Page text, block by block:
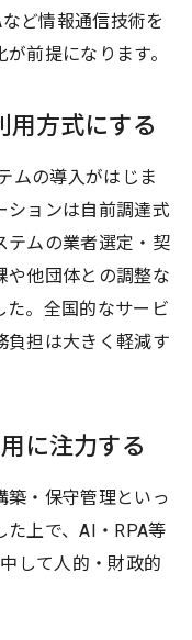
ど情報通信技術を
前提になります。
用方式にする
ムの導入がはじま
ションは自前調達式
テムの業者選定・契
や他団体との調整な
た。全国的なサービ
負担は大きく軽減す
に注力する
築・保守管理といっ
上で、AI・RPA等
して人的・財政的